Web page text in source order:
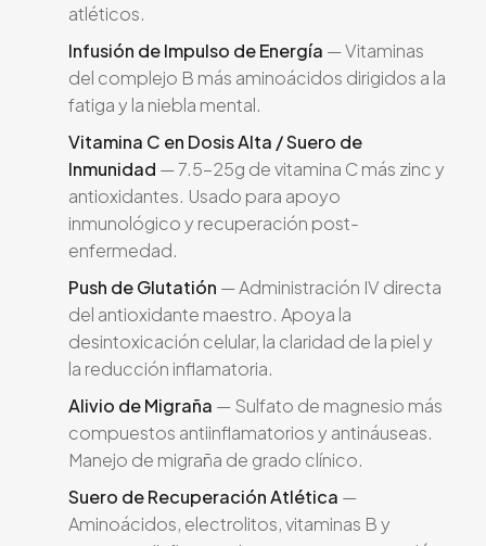
atléticos.
Infusión de Impulso de Energía — Vitaminas
del complejo B más aminoácidos dirigidos a la
fatiga y la niebla mental.
Vitamina C en Dosis Alta / Suero de
Inmunidad — 7.5-25g de vitamina C más zinc y
antioxidantes. Usado para apoyo
inmunológico y recuperación post-
enfermedad.
Push de Glutatión — Administración IV directa
del antioxidante maestro. Apoya la
desintoxicación celular, la claridad de la piel y
la reducción inflamatoria.
Alivio de Migraña — Sulfato de magnesio más
compuestos antiinflamatorios y antináuseas.
Manejo de migraña de grado clínico.
Suero de Recuperación Atlética —
Aminoácidos, electrolitos, vitaminas B y